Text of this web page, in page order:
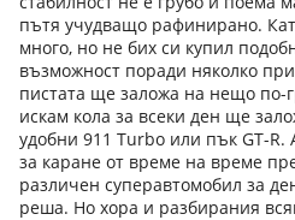
пътя учудващо рафинирано.
много, но не бих си купил
възможност поради няколко
пистата ще заложа на нещо по-
искам кола за всеки ден ще
удобни 911 Turbo или пък GT-R.
за каране от време на време
различен суперавтомобил за
реша. Но хора и разбирания